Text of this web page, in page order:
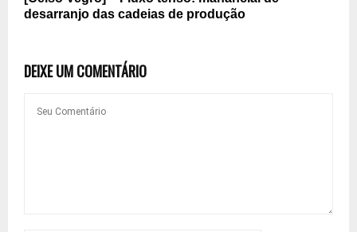
desarranjo das cadeias de produção
DEIXE UM COMENTÁRIO